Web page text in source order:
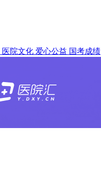
医院文化 爱心公益 国考成绩